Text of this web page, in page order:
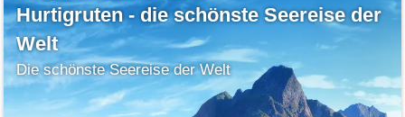
Hurtigruten - die schönste Seereise der
Welt
Die schönste Seereise der Welt